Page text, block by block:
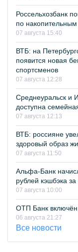
Россельхозбанк
по накопительным
07 августа 15:40
ВТБ: на
появится новая
спортсменов
07 августа 12:28
Среднеуральск и
доступна
07 августа 12:13
ВТБ: россияне
здоровый образ
07 августа 11:50
Альфа-Банк
рублей кэшбэка
07 августа 10:00
ОТП Банк
06 августа 21:27
Все новости